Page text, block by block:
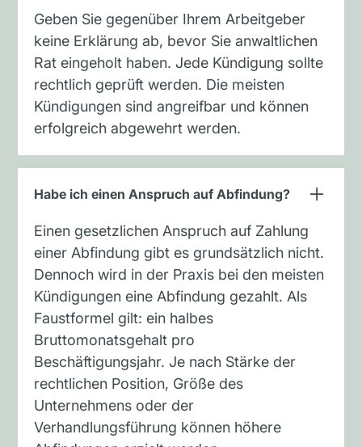
Geben Sie gegenüber Ihrem Arbeitgeber
keine Erklärung ab, bevor Sie anwaltlichen
Rat eingeholt haben. Jede Kündigung sollte
rechtlich geprüft werden. Die meisten
Kündigungen sind angreifbar und können
erfolgreich abgewehrt werden.
Habe ich einen Anspruch auf Abfindung?
Einen gesetzlichen Anspruch auf Zahlung
einer Abfindung gibt es grundsätzlich nicht.
Dennoch wird in der Praxis bei den meisten
Kündigungen eine Abfindung gezahlt. Als
Faustformel gilt: ein halbes
Bruttomonatsgehalt pro
Beschäftigungsjahr. Je nach Stärke der
rechtlichen Position, Größe des
Unternehmens oder der
Verhandlungsführung können höhere